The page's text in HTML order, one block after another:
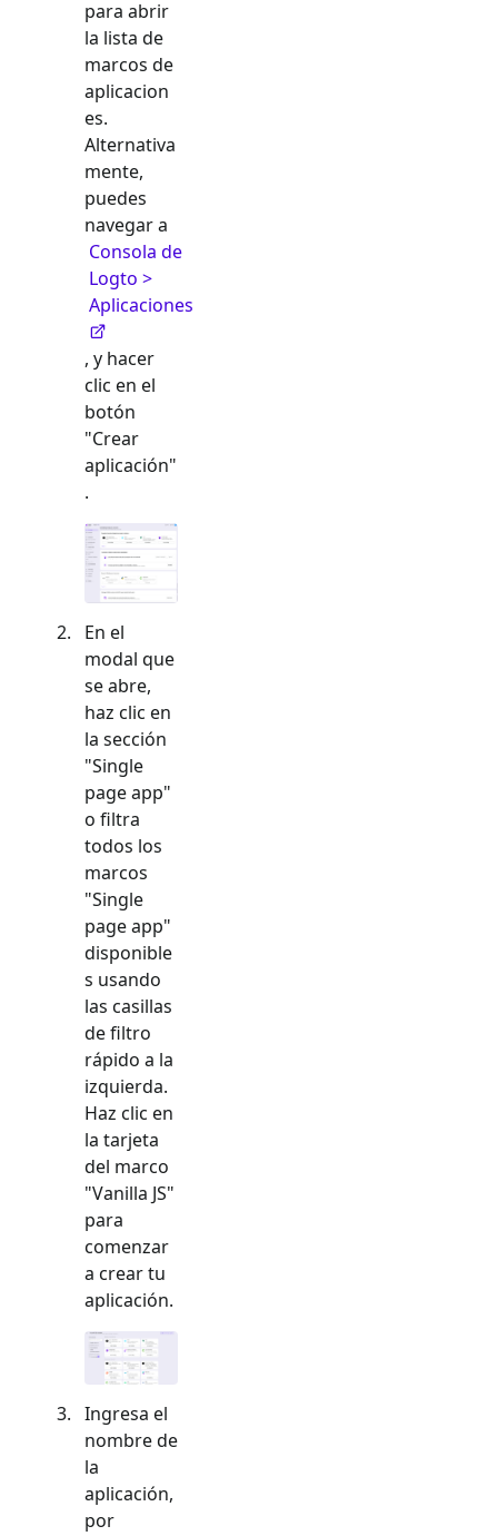
para abrir
la lista de
marcos de
aplicacion
es.
Alternativa
mente,
puedes
navegar a
Consola de
Logto >
Aplicaciones
, y hacer
clic en el
botón
"Crear
aplicación"
.
En el
modal que
se abre,
haz clic en
la sección
"Single
page app"
o filtra
todos los
marcos
"Single
page app"
disponible
s usando
las casillas
de filtro
rápido a la
izquierda.
Haz clic en
la tarjeta
del marco
"Vanilla JS"
para
comenzar
a crear tu
aplicación.
Ingresa el
nombre de
la
aplicación,
por